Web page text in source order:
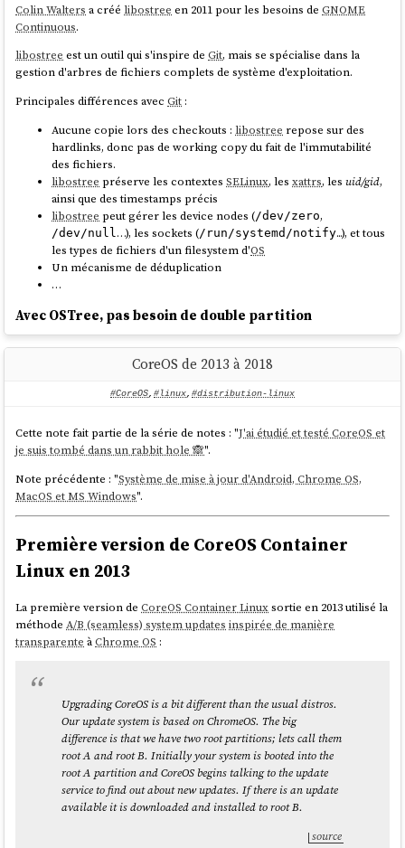
Colin Walters a créé libostree en 2011 pour les besoins deGNOME
Continuous.
libostree est un outil qui s'inspire deGit, mais se spécialise dans la
gestion d'arbres de fichiers complets de système d'exploitation.
Principales différences avecGit :
Aucune copie lors des checkouts : libostree repose sur des
hardlinks, donc pas de working copy du fait de l'immutabilité
des fichiers.
libostree préserve les contextesSELinux, lesxattrs, lesuid/gid,
ainsi que des timestamps précis
libostree peut gérer les device nodes (/dev/zero,
/dev/null …), les sockets (/run/systemd/notify...), et tous
les types de fichiers d'un filesystem d'OS
Un mécanisme de déduplication
…
Avec OSTree, pas besoin de double partition
À la différence deCoreOS Container Linuxqui utilisait le système de
A/B (seamless) system updates, Fedora Atomic Host
commande ostree-admin-deploy . Puisgrubcommunique au
kernel le paramètre ostree= qui détermine sur quel déploiement
Voici les avantages de l'utilisation delibostreepar rapport au système
A/B (seamless) system updates:
libostreepermet de conserver plusieurs déploiements, sans se
limiter à 2
Grâce au système de déduplication,libostreeconsomme
CoreOS de 2013 à 2018
#CoreOS, #linux, #distribution-linux
Cette note fait partie de la série de notes : "J'ai étudié et testé CoreOS et
je suis tombé dans un rabbit hole 🙈".
Note précédente : "Système de mise à jour d'Android, Chrome OS,
MacOS et MS Windows".
Première version de CoreOS Container
Linux en 2013
La première version deCoreOS Container Linuxsortie en 2013 utilisé la
méthodeA/B (seamless) system updates inspirée de manière
transparente àChrome OS :
Upgrading CoreOS is a bit different than the usual distros.
Our update system is based on ChromeOS. The big
difference is that we have two root partitions; lets call them
root A and root B. Initially your system is booted into the
root A partition and CoreOS begins talking to the update
service to find out about new updates. If there is an update
available it is downloaded and installed to root B.
source